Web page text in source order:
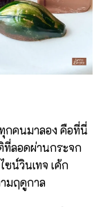
กคนมาลอง คือที่นี่
ที่ลอดผ่านกระจก
น์วินเทจ เค้ก
มฤดูกาล